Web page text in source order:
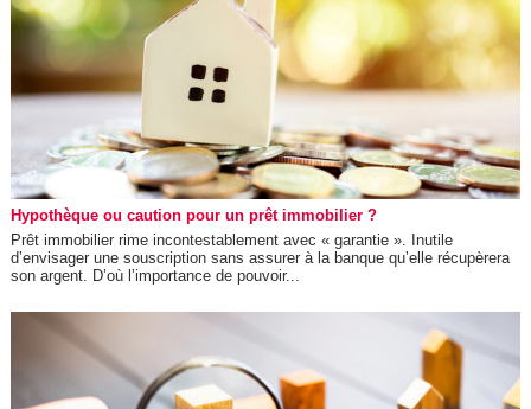
Hypothèque ou caution pour un prêt immobilier ?
Prêt immobilier rime incontestablement avec « garantie ». Inutile
d’envisager une souscription sans assurer à la banque qu’elle récupèrera
son argent. D’où l’importance de pouvoir...